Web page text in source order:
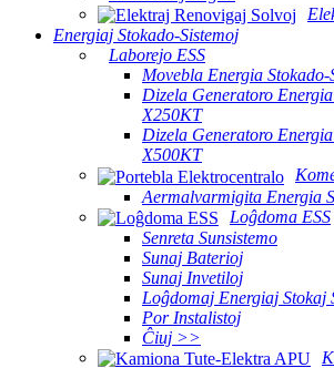
Energiaj Stokado-Sistemoj
Laborejo ESS
Movebla Energia Stokado-
Dizela Generatoro
X250KT
Dizela Generatoro
X500KT
Aermalvarmigita Energia
Loĝdoma ESS
Senreta Sunsistemo
Sunaj Baterioj
Sunaj Invetiloj
Loĝdomaj Energiaj Stokaj
Por Instalistoj
Ĉiuj >>